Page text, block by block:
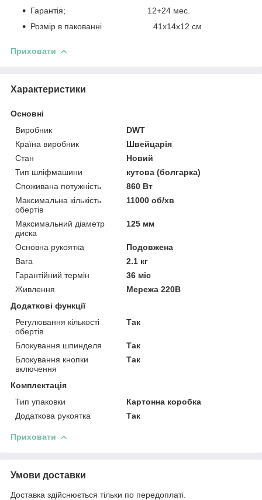
Гарантія; 12+24 мес.
Розмір в пакованні 41х14х12 см
Приховати
Характеристики
Основні
Виробник
DWT
Країна виробник
Швейцарія
Стан
Новий
Тип шліфмашини
кутова (болгарка)
Споживана потужність
860 Вт
Максимальна кількість
обертів
11000 об/хв
Максимальний діаметр
диска
125 мм
Основна рукоятка
Подовжена
Вага
2.1 кг
Гарантійний термін
36 міс
Живлення
Мережа 220В
Додаткові функції
Регулювання кількості
обертів
Так
Блокування шпинделя
Так
Блокування кнопки
включення
Так
Комплектація
Тип упаковки
Картонна коробка
Додаткова рукоятка
Так
Приховати
Умови доставки
Доставка здійснюється тільки по передоплаті.